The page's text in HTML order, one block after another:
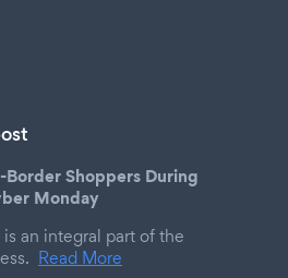
Shoppers During
Monday
an integral part of the
Read More